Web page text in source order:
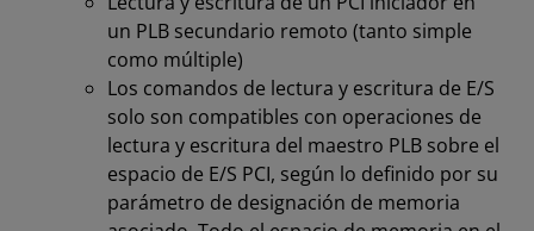
un PLB secundario remoto (tanto simple
como múltiple)
Los comandos de lectura y escritura de E/S
solo son compatibles con operaciones de
lectura y escritura del maestro PLB sobre el
espacio de E/S PCI, según lo definido por su
parámetro de designación de memoria